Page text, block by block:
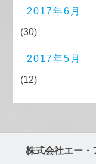
2017年6月
(30)
2017年5月
(12)
株式会社エー・